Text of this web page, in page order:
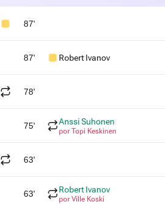
87'
87' Robert Ivanov
78'
75' Anssi Suhonen
por Topi Keskinen
63'
63' Robert Ivanov
por Ville Koski